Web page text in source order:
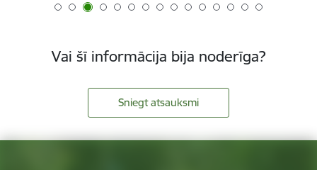
Vai šī informācija bija noderīga?
Sniegt atsauksmi